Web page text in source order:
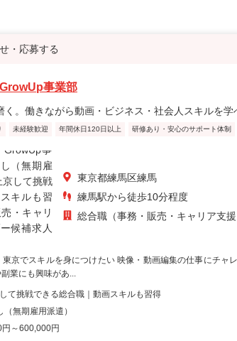
・応募する
事業部
く。働きながら動画・ビジネス・社会人スキルを学
未経験歓迎 年間休日120日以上 研修あり・安心のサポート体制
東京都練馬区練馬
練馬駅から徒歩10分程度
総合職（事務・販売・キャリア支
東京でスキルを身につけたい 映像・動画編集の仕事にチャ
業にも興味があ...
て挑戦できる総合職｜動画スキルも習得
無期雇用派遣）
～600,000円